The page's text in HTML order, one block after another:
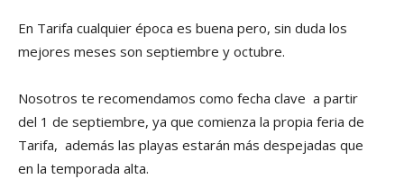
En Tarifa cualquier época es buena pero, sin duda los
mejores meses son septiembre y octubre.
Nosotros te recomendamos como fecha clave a partir
del 1 de septiembre, ya que comienza la propia feria de
Tarifa, además las playas estarán más despejadas que
en la temporada alta.